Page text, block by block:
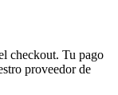
checkout. Tu pago
proveedor de